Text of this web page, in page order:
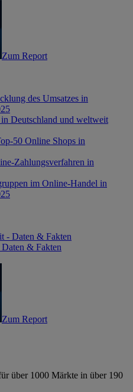
Zum Report
des Umsatzes in
Deutschland und weltweit
50 Online Shops in
Zahlungsverfahren in
im Online-Handel in
- Daten & Fakten
& Fakten
Zum Report
über 1000 Märkte in über 190